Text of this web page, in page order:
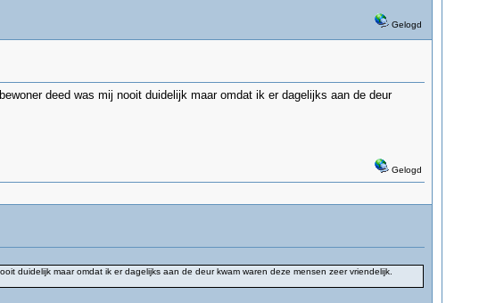
Gelogd
deed was mij nooit duidelijk maar omdat ik er dagelijks aan de deur
Gelogd
duidelijk maar omdat ik er dagelijks aan de deur kwam waren deze mensen zeer vriendelijk.